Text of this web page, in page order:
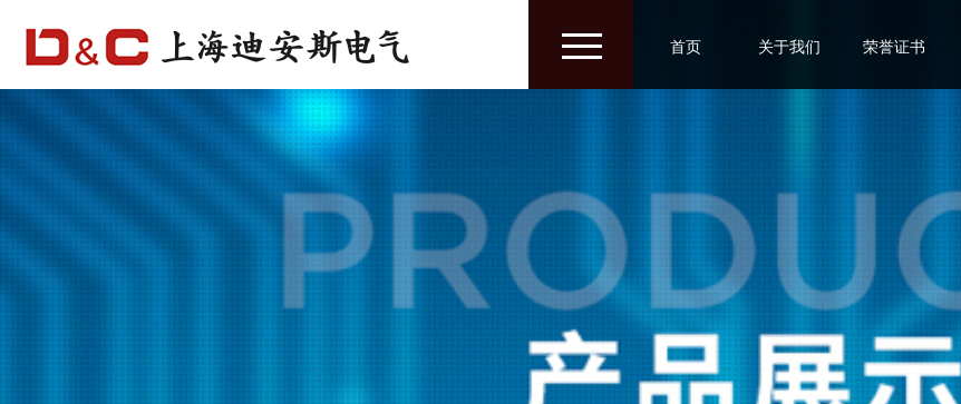
首页 关于我们 荣誉证书